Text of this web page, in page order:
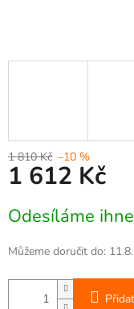
1 810 Kč –10 %
1 612 Kč
cena:
Odesíláme
Můžeme doručit do: